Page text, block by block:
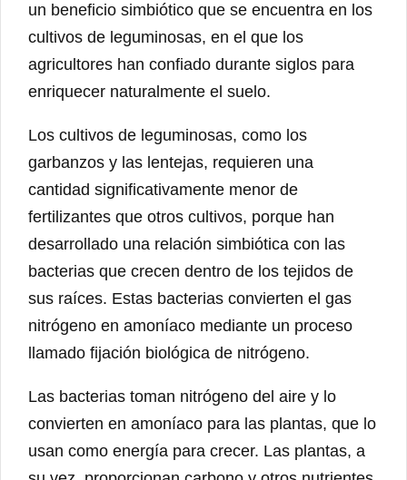
un beneficio simbiótico que se encuentra en los
cultivos de leguminosas, en el que los
agricultores han confiado durante siglos para
enriquecer naturalmente el suelo.
Los cultivos de leguminosas, como los
garbanzos y las lentejas, requieren una
cantidad significativamente menor de
fertilizantes que otros cultivos, porque han
desarrollado una relación simbiótica con las
bacterias que crecen dentro de los tejidos de
sus raíces. Estas bacterias convierten el gas
nitrógeno en amoníaco mediante un proceso
llamado fijación biológica de nitrógeno.
Las bacterias toman nitrógeno del aire y lo
convierten en amoníaco para las plantas, que lo
usan como energía para crecer. Las plantas, a